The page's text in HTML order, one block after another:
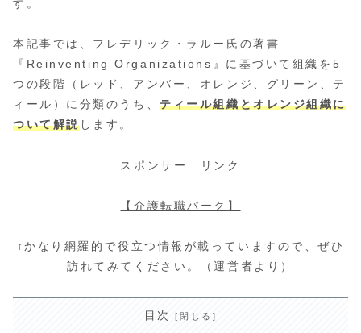
す。
本記事では、フレデリック・ラルー氏の著書
『Reinventing Organizations』に基づいて組織を5
つの段階（レッド、アンバー、オレンジ、グリーン、テ
ィール）に分類のうち、ティール組織とオレンジ組織に
ついて解説します。
スポンサー リンク
【介護転職パーク】
↑かなり網羅的で役立つ情報が載っていますので、ぜひ
訪れてみてください。（運営者より）
目次